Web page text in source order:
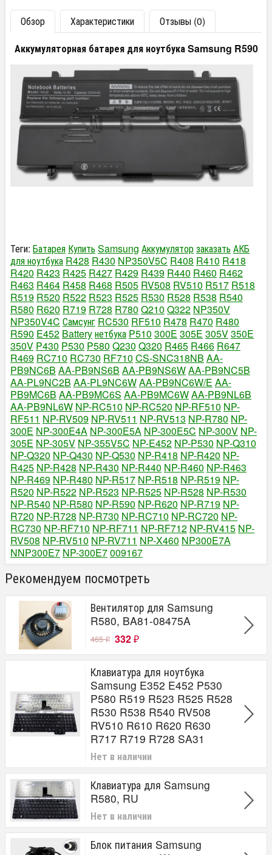
Обзор Характеристики
Отзывы (0)
Аккумуляторная батарея для ноутбука Samsung R590
Теги: Батарея Купить Samsung Аккумуляторзаказать АКБ
для ноутбука R428 R430 NP350V5C R408 R410 R418
R420 R423 R425 R427 R429 R439 R440 R460 R462
R463 R464 R458 R468 R505 RV508 RV510 R517 R518
R519 R520 R522 R523 R525 R530 R528 R538 R540
R580 R620 R719 R728 R780 Q210 Q322 NP350V
NP350V4C Самсунг RC530 RF510 R478 R470 R480
R590 E452 Batteryнетбука P510 300E 305E 305V350E
350V P430 P530 P580 Q230 Q320 R465 R466 R647
R469 RC710 RC730 RF710 CS-SNC318NB AA-
PB9NC6B AA-PB9NS6B AA-PB9NS6WAA-PB9NC5B
AA-PL9NC2B AA-PL9NC6WAA-PB9NC6W/E AA-
PB9MC6B AA-PB9MC6S AA-PB9MC6WAA-PB9NL6B
AA-PB9NL6W NP-RC510 NP-RC520 NP-RF510 NP-
RF511 NP-RV509 NP-RV511 NP-RV513 NP-R780 NP-
300E NP-300E4A NP-300E5A NP-300E5C NP-300V NP-
305E NP-305V NP-355V5C NP-E452 NP-P530 NP-Q310
NP-Q320 NP-Q430 NP-Q530 NP-R418 NP-R420 NP-
R425 NP-R428 NP-R430 NP-R440 NP-R460 NP-R463
NP-R469 NP-R480 NP-R517 NP-R518 NP-R519 NP-
R520 NP-R522 NP-R523 NP-R525 NP-R528 NP-R530
NP-R540 NP-R580 NP-R590 NP-R620 NP-R719 NP-
R720 NP-R728 NP-R730 NP-RC710 NP-RC720 NP-
RC730 NP-RF710 NP-RF711 NP-RF712 NP-RV415 NP-
RV508 NP-RV510 NP-RV711 NP-X460 NP300E7A
NNP300E7 NP-300E7009167
Рекомендуем посмотреть
Вентилятор для Samsung
R580, BA81-08475A
465₽ 332 ₽
Клавиатура для ноутбука
Samsung E352 E452 P530
P580 R519 R523 R525 R528
R530 R538 R540 RV508
RV510 R610 R620 R630
R717 R719 R728 SA31
Нет в наличии
Клавиатура для Samsung
R580, RU
Нет в наличии
Блок питания Samsung